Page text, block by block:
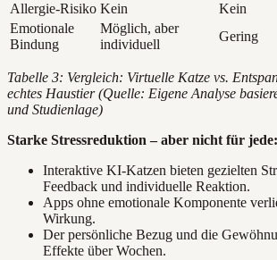
Allergie-Risiko Kein Kein
Emotionale
Bindung
Möglich, aber
individuell
Gering
Tabelle 3: Vergleich: Virtuelle Katze vs.
echtes Haustier (Quelle: Eigene Analyse
und Studienlage)
Starke Stressreduktion – aber nicht für
Interaktive KI-Katzen bieten gezielten
Feedback und individuelle Reaktion.
Apps ohne emotionale Komponente
Wirkung.
Der persönliche Bezug und die
Effekte über Wochen.